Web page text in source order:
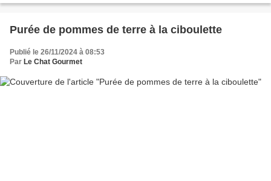
Purée de pommes de terre à la ciboulette
Publié le 26/11/2024 à 08:53
Par Le Chat Gourmet